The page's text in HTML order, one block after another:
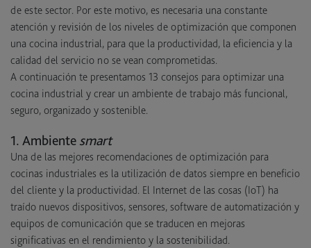
de este sector. Por este motivo, es necesaria una constante
atención y revisión de los niveles de optimización que componen
una cocina industrial, para que la productividad, la eficiencia y la
calidad del servicio no se vean comprometidas.
A continuación te presentamos 13 consejos para optimizar una
cocina industrial y crear un ambiente de trabajo más funcional,
seguro, organizado y sostenible.
1. Ambiente smart
Una de las mejores recomendaciones de optimización para
cocinas industriales es la utilización de datos siempre en beneficio
del cliente y la productividad. El Internet de las cosas (IoT) ha
traído nuevos dispositivos, sensores, software de automatización y
equipos de comunicación que se traducen en mejoras
significativas en el rendimiento y la sostenibilidad.